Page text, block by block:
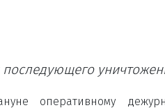
оперативному